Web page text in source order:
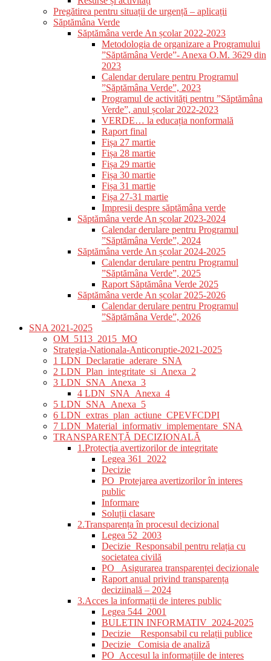
Pregătirea pentru situații de urgență – aplicații
Săptămâna Verde
Săptămâna verde An școlar 2022-2023
Metodologia de organizare a Programului
”Săptămâna Verde”- Anexa O.M. 3629 din
2023
Calendar derulare pentru Programul
”Săptămâna Verde”, 2023
Programul de activități pentru ”Săptămâna
Verde”, anul școlar 2022-2023
VERDE… la educația nonformală
Raport final
Fișa 27 martie
Fișa 28 martie
Fișa 29 martie
Fișa 30 martie
Fișa 31 martie
Fișa 27-31 martie
Impresii despre săptămâna verde
Săptămâna verde An școlar 2023-2024
Calendar derulare pentru Programul
”Săptămâna Verde”, 2024
Săptămâna verde An școlar 2024-2025
Calendar derulare pentru Programul
”Săptămâna Verde”, 2025
Raport Săptămâna Verde 2025
Săptămâna verde An școlar 2025-2026
Calendar derulare pentru Programul
”Săptămâna Verde”, 2026
SNA 2021-2025
OM_5113_2015_MO
Strategia-Nationala-Anticoruptie-2021-2025
1 LDN_Declaratie_aderare_SNA
2 LDN_Plan_integritate_si_Anexa_2
3 LDN_SNA_Anexa_3
4 LDN_SNA_Anexa_4
5 LDN_SNA_Anexa_5
6 LDN_extras_plan_actiune_CPEVFCDPI
7 LDN_Material_informativ_implementare_SNA
TRANSPARENȚĂ DECIZIONALĂ
1.Protecția avertizorilor de integritate
Legea 361_2022
Decizie
PO_Protejarea avertizorilor în interes
public
Informare
Soluții clasare
2.Transparența în procesul decizional
Legea 52_2003
Decizie_Responsabil pentru relația cu
societatea civilă
PO_ Asigurarea transparenței decizionale
Raport anual privind transparența
deciziinală – 2024
3.Acces la informații de interes public
Legea 544_2001
BULETIN INFORMATIV_2024-2025
Decizie _ Responsabil cu relații publice
Decizie_ Comisia de analiză
PO_Accesul la informațiile de interes